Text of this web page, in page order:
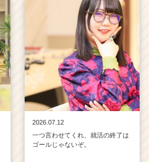
2026.07.12
一つ言わせてくれ、就活の終了は
ゴールじゃないぞ。